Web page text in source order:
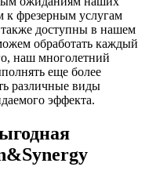
к фрезерным услугам
доступны в нашем
обработать каждый
наш многолетний
еще более
различные виды
эффекта.